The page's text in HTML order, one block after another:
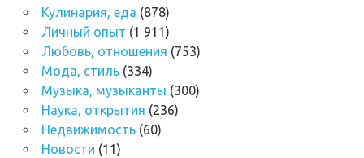
Кулинария, еда (878)
Личный опыт (1 911)
Любовь, отношения (753)
Мода, стиль(334)
Музыка, музыканты (300)
Наука, открытия (236)
Недвижимость(60)
Новости (11)